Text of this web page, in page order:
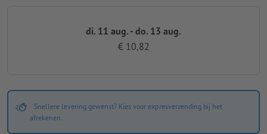
di. 11 aug. - do. 13 aug.
€ 10,82
Snellere levering gewenst? Kies voor expresverzending bij het
afrekenen.